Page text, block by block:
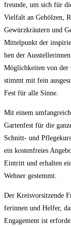
freun­de, um sich für
Viel­falt an Gehöl­zen,
Gewürz­kräu­tern und
Mit­tel­punkt der
hen der
Mög­lich­kei­ten von der
stimmt mit fein
Fest für alle Sinne.
Mit einem
Gar­ten­fest für die
Schnitt- und
ein kos­ten­frei­es
Ein­tritt und erhal­ten
Weh­ner gestemmt.
Der Kreis­vor­sit­zen­de
fe­rin­nen und Hel­fer,
Enga­ge­ment ist